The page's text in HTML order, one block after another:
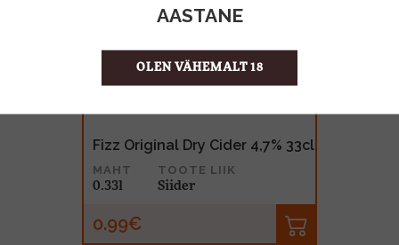
AASTANE
OLEN VÄHEMALT 18
Fizz Original Dry Cider 4,7% 33cl
MAHT
0.33l
TOOTE LIIK
Siider
0.99€